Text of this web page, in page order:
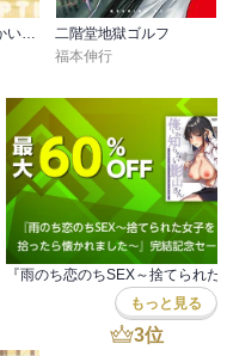
二階堂地獄ゴルフ
福本伸行
もっと見る
3位